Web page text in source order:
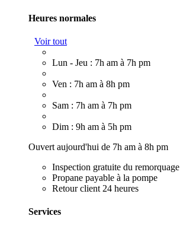
Heures normales
Voir tout
Lun - Jeu : 7h am à 7h pm
Ven : 7h am à 8h pm
Sam : 7h am à 7h pm
Dim : 9h am à 5h pm
Ouvert aujourd'hui de 7h am à 8h pm
Inspection gratuite du remorquage
Propane payable à la pompe
Retour client 24 heures
Services